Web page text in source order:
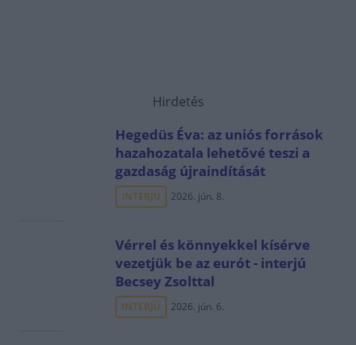
Hirdetés
Hegedüs Éva: az uniós források
hazahozatala lehetővé teszi a
gazdaság újraindítását
INTERJÚ 2026. jún. 8.
Vérrel és könnyekkel kísérve
vezetjük be az eurót - interjú
Becsey Zsolttal
INTERJÚ 2026. jún. 6.